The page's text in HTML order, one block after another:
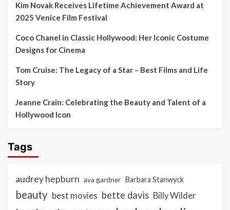
Kim Novak Receives Lifetime Achievement Award at
2025 Venice Film Festival
Coco Chanel in Classic Hollywood: Her Iconic Costume
Designs for Cinema
Tom Cruise: The Legacy of a Star – Best Films and Life
Story
Jeanne Crain: Celebrating the Beauty and Talent of a
Hollywood Icon
Tags
audrey hepburn ava gardner Barbara Stanwyck
beauty best movies bette davis Billy Wilder